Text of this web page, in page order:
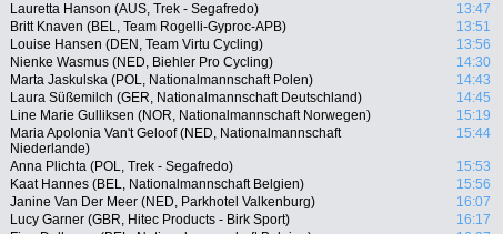
Lauretta Hanson (AUS, Trek - Segafredo)
13:47
Britt Knaven (BEL, Team Rogelli-Gyproc-APB)
13:51
Louise Hansen (DEN, Team Virtu Cycling)
13:56
Nienke Wasmus (NED, Biehler Pro Cycling)
14:30
Marta Jaskulska (POL, Nationalmannschaft Polen)
14:43
Laura Süßemilch (GER, Nationalmannschaft Deutschland)
14:45
Line Marie Gulliksen (NOR, Nationalmannschaft Norwegen)
15:19
Maria Apolonia Van't Geloof (NED, Nationalmannschaft
Niederlande)
15:44
Anna Plichta (POL, Trek - Segafredo)
15:53
Kaat Hannes (BEL, Nationalmannschaft Belgien)
15:56
Janine Van Der Meer (NED, Parkhotel Valkenburg)
16:07
Lucy Garner (GBR, Hitec Products - Birk Sport)
16:17